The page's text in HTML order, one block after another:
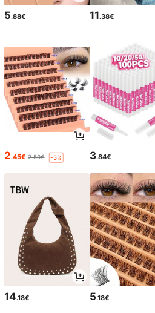
5.88€ 11.38€
2.45€ 2.59€ -5% 3.84€
14.18€ 5.18€